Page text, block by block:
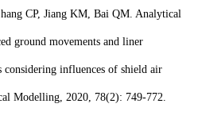
CP, Jiang KM, Bai QM. Analytical
ground movements and liner
considering influences of shield air
Modelling, 2020, 78(2): 749-772.